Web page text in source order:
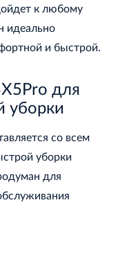
к любому
идеально
и быстрой.
для
уборки
со всем
уборки
для